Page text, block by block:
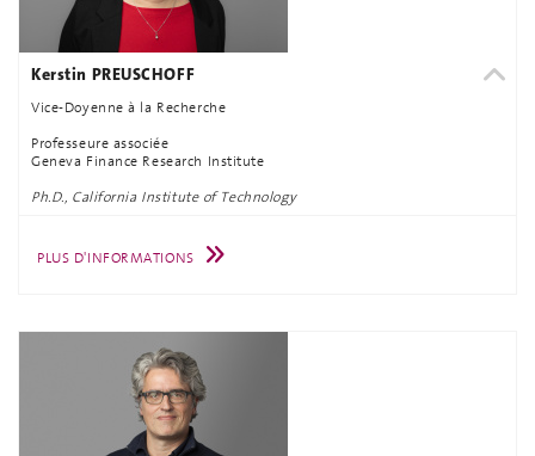
Kerstin PREUSCHOFF
Vice-Doyenne à la Recherche
Professeure associée
Geneva Finance Research Institute
Ph.D., California Institute of Technology
PLUS D'INFORMATIONS